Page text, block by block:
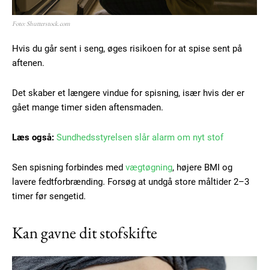
Foto: Shutterstock.com
Hvis du går sent i seng, øges risikoen for at spise sent på
aftenen.
Det skaber et længere vindue for spisning, især hvis der er
gået mange timer siden aftensmaden.
Læs også: Sundhedsstyrelsen slår alarm om nyt stof
Sen spisning forbindes med vægtøgning, højere BMI og
lavere fedtforbrænding. Forsøg at undgå store måltider 2–3
timer før sengetid.
Kan gavne dit stofskifte